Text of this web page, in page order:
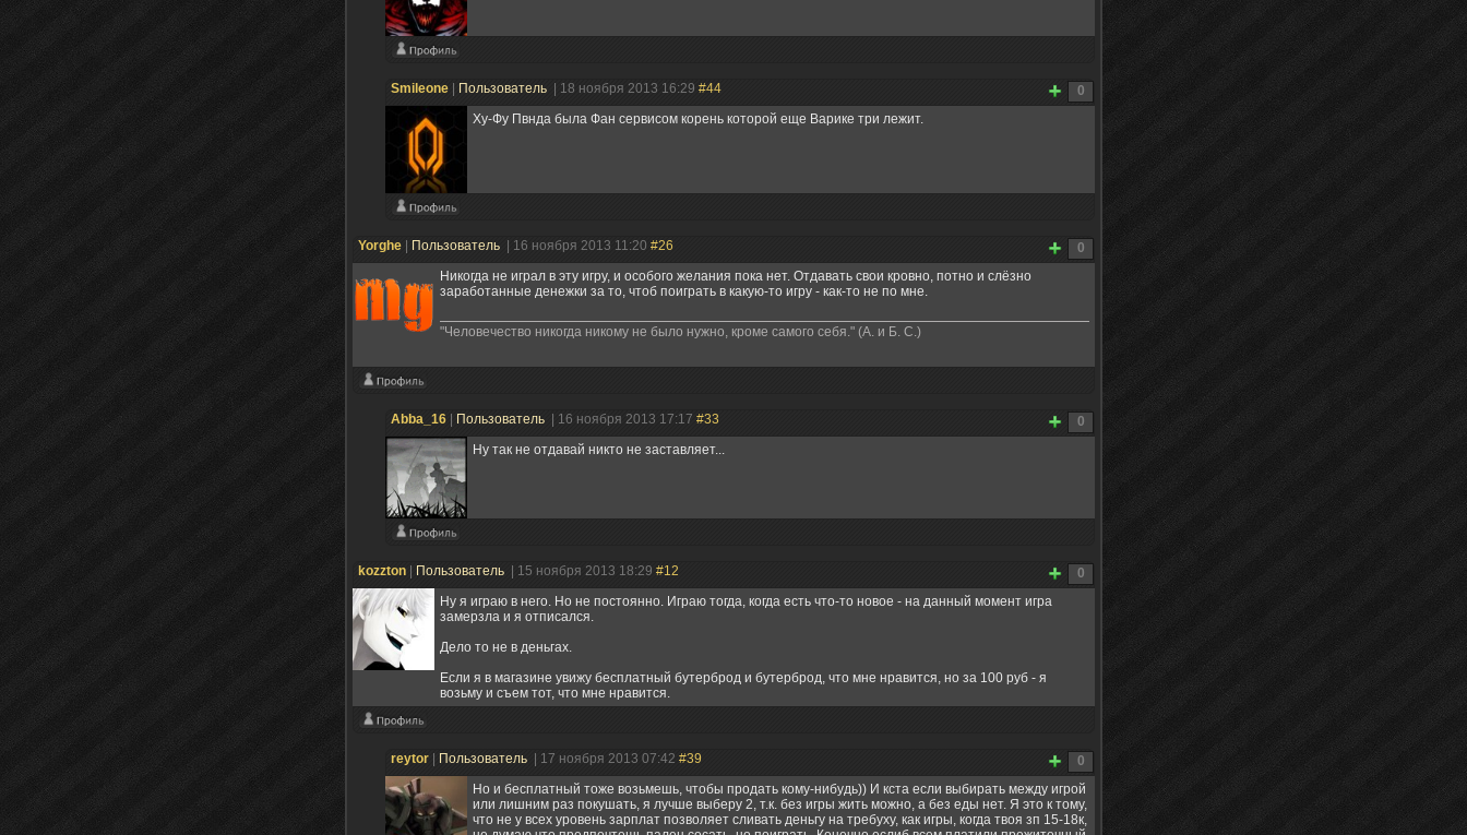
0
Smileone Пользователь | 18 ноября 2013 16:29 #44
Ху-Фу Пвнда была Фан сервисом корень которой еще Варике три лежит.
0
Yorghe Пользователь | 16 ноября 2013 11:20 #26
Никогда не играл в эту игру, и особого желания пока нет. Отдавать свои кровно, потно и слёзно
заработанные денежки за то, чтоб поиграть в какую-то игру - как-то не по мне.
"Человечество никогда никому не было нужно, кроме самого себя." (А. и Б. С.)
0
Abba_16 Пользователь | 16 ноября 2013 17:17 #33
Ну так не отдавай никто не заставляет...
0
kozzton Пользователь | 15 ноября 2013 18:29 #12
Ну я играю в него. Но не постоянно. Играю тогда, когда есть что-то новое - на данный момент игра
замерзла и я отписался.
Дело то не в деньгах.
Если я в магазине увижу бесплатный бутерброд и бутерброд, что мне нравится, но за 100 руб - я
возьму и съем тот, что мне нравится.
0
reytor Пользователь | 17 ноября 2013 07:42 #39
Но и бесплатный тоже возьмешь, чтобы продать кому-нибудь)) И кста если выбирать между игрой
или лишним раз покушать, я лучше выберу 2, т.к. без игры жить можно, а без еды нет. Я это к тому,
что не у всех уровень зарплат позволяет сливать деньгу на требуху, как игры, когда твоя зп 15-18к,